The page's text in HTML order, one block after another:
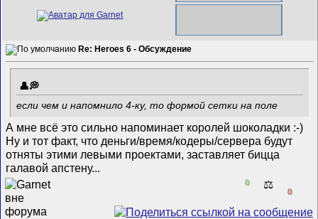
Re: Heroes 6 - Обсуждение
если чем и напомнило 4-ку, то формой сетки на поле
А мне всё это сильно напоминает королей шоколадки :-)
Ну и тот факт, что деньги/время/кодеры/сервера будут
отняты этими левыми проектами, заставляет бицца
галавой апстену...
0 ⚖️
0